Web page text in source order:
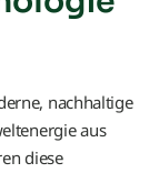
nachhaltige
aus
diese